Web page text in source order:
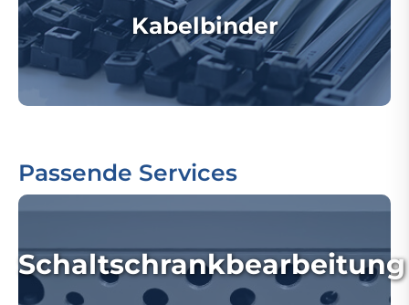
Kabelbinder
Passende Services
Schaltschrankbearbeitung